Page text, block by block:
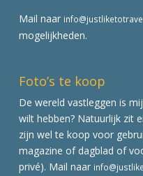
Mail naar
mogelijkheden.
Foto’s te koop
De wereld vastleggen is
wilt hebben? Natuurlijk zit
zijn wel te koop voor
magazine of dagblad of
privé). Mail naar